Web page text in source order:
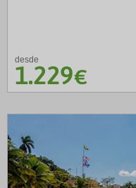
desde
1.229€